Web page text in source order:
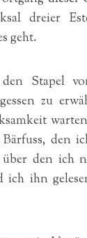
dreier
geht.
Stapel
zu
den
über den ich
ich ihn